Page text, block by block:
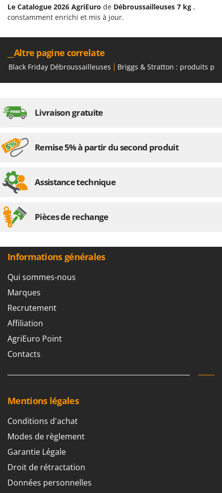
Resto Italia
Ribimex
Ripartrak
Ritter
River Systems
Rover Pompe
Ryobi
Santos
Schnitzer
Silky
Spice Electronics
Spring Protezione
Spyro
Stanley
Stiga
Stocker
Sunseeker
Le Catalogue 2026 AgriEuro de Débroussailleuses 7 kg ,
constamment enrichi et mis à jour.
__Altre pagine correlate
Black Friday Débroussailleuses Briggs & Stratton : produits
Livraison gratuite
Remise 5% à partir du second produit
Assistance technique
Pièces de rechange
Informations générales
Qui sommes-nous
Marques
Recrutement
Affiliation
AgriEuro Point
Contacts
Mentions légales
Conditions d'achat
Modes de règlement
Garantie Légale
Droit de rétractation
Données personnelles